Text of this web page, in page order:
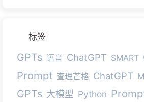
标签
GPTs 语音 ChatGPT SMART
Prompt 查理芒格 ChatGPT
GPTs 大模型 Python